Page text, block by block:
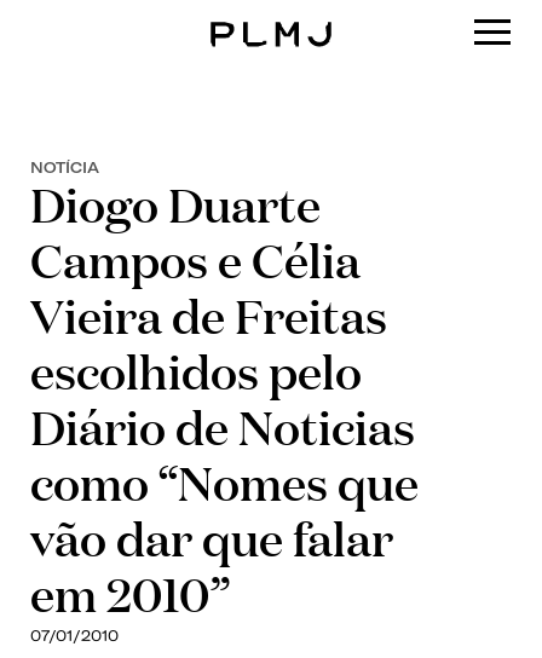
NOTÍCIA
Diogo Duarte
Campos e Célia
Vieira de Freitas
escolhidos pelo
Diário de Noticias
como “Nomes que
vão dar que falar
em 2010”
07/01/2010